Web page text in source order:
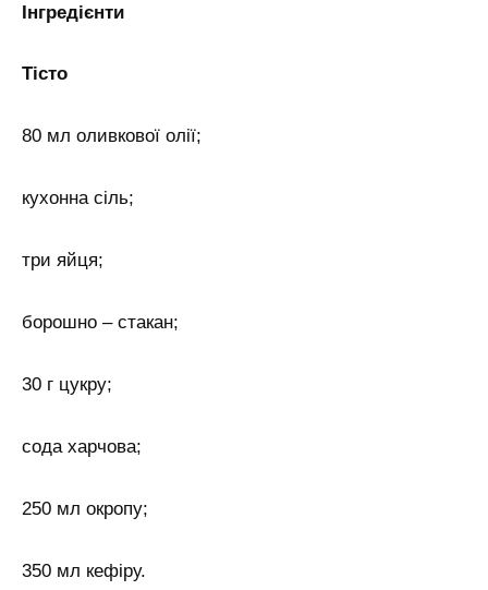
Інгредієнти
Тісто
80 мл оливкової олії;
кухонна сіль;
три яйця;
борошно – стакан;
30 г цукру;
сода харчова;
250 мл окропу;
350 мл кефіру.